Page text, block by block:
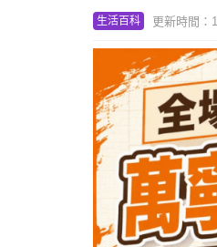
生活百科 更新時間：